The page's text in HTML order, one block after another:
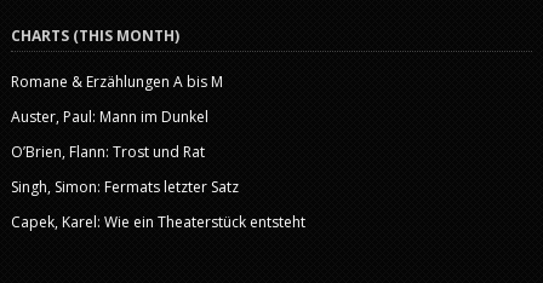
CHARTS (THIS MONTH)
Romane & Erzählungen A bis M
Auster, Paul: Mann im Dunkel
O’Brien, Flann: Trost und Rat
Singh, Simon: Fermats letzter Satz
Capek, Karel: Wie ein Theaterstück entsteht